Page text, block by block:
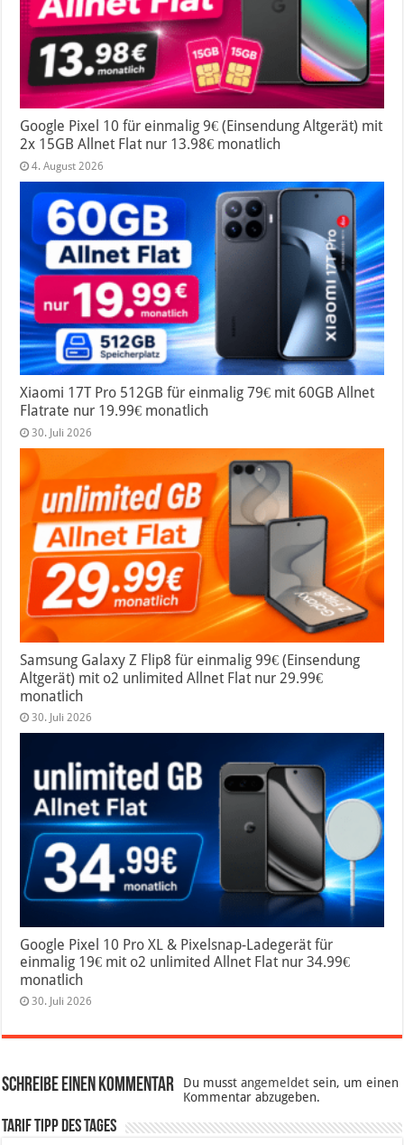
Google Pixel 10 für einmalig 9€ (Einsendung Altgerät) mit
2x 15GB Allnet Flat nur 13.98€ monatlich
4. August 2026
Xiaomi 17T Pro 512GB für einmalig 79€ mit 60GB Allnet
Flatrate nur 19.99€ monatlich
30. Juli 2026
Samsung Galaxy Z Flip8 für einmalig 99€ (Einsendung
Altgerät) mit o2 unlimited Allnet Flat nur 29.99€
monatlich
30. Juli 2026
Google Pixel 10 Pro XL & Pixelsnap-Ladegerät für
einmalig 19€ mit o2 unlimited Allnet Flat nur 34.99€
monatlich
30. Juli 2026
Schreibe einen Kommentar Du musstangemeldet sein, um einen
Kommentar abzugeben.
Tarif Tipp des Tages